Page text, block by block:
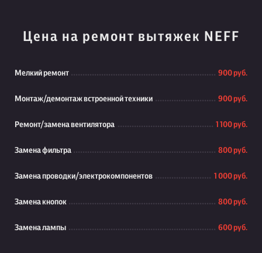
Цена на ремонт вытяжек NEFF
Мелкий ремонт 900 руб.
Монтаж/демонтаж встроенной техники 900 руб.
Ремонт/замена вентилятора 1 100 руб.
Замена фильтра 800 руб.
Замена проводки/электрокомпонентов 1 000 руб.
Замена кнопок 800 руб.
Замена лампы 600 руб.